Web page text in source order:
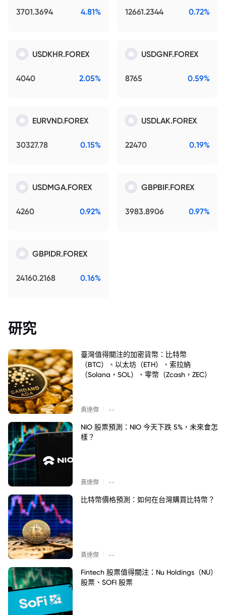
3701.3694 4.81% 12661.2344 0.72%
USDKHR.FOREX
4040 2.05%
USDGNF.FOREX
8765 0.59%
EURVND.FOREX
30327.78 0.15%
USDLAK.FOREX
22470 0.19%
USDMGA.FOREX
4260 0.92%
GBPBIF.FOREX
3983.8906 0.97%
GBPIDR.FOREX
24160.2168 0.16%
研究
臺灣值得關注的加密貨幣：比特幣
（BTC）、以太坊（ETH）、索拉納
（Solana，SOL）、零幣（Zcash，ZEC）
黃達傑 --
NIO 股票預測：NIO 今天下跌 5%，未來會怎
樣？
黃達傑 --
比特幣價格預測：如何在台灣購買比特幣？
黃達傑 --
Fintech 股票值得關注：Nu Holdings（NU）
股票、SOFI 股票